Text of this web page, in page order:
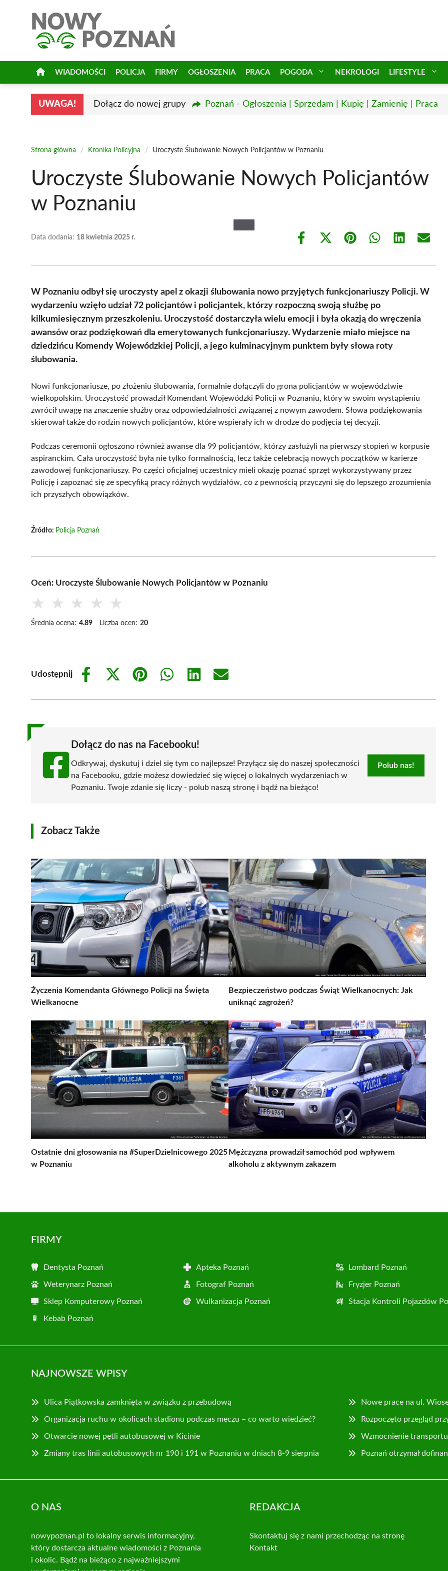
WIADOMOŚCI POLICJA FIRMY OGŁOSZENIA PRACA POGODA NEKROLOGI LIFESTYLE
UWAGA! Dołącz do nowej grupy Poznań - Ogłoszenia | Sprzedam | Kupię | Zamienię | Praca
Strona główna / Kronika Policyjna / Uroczyste Ślubowanie Nowych Policjantów w Poznaniu
Uroczyste Ślubowanie Nowych Policjantów
w Poznaniu
Data dodania: 18 kwietnia 2025 r.
Share
Share
(Twitter)
Share Share Share Share
W Poznaniu odbył się uroczysty apel z okazji ślubowania nowo przyjętych funkcjonariuszy Policji. W
wydarzeniu wzięło udział 72 policjantów i policjantek, którzy rozpoczną swoją służbę po
kilkumiesięcznym przeszkoleniu. Uroczystość dostarczyła wielu emocji i była okazją do wręczenia
awansów oraz podziękowań dla emerytowanych funkcjonariuszy. Wydarzenie miało miejsce na
dziedzińcu Komendy Wojewódzkiej Policji, a jego kulminacyjnym punktem były słowa roty
ślubowania.
Nowi funkcjonariusze, po złożeniu ślubowania, formalnie dołączyli do grona policjantów w województwie
wielkopolskim. Uroczystość prowadził Komendant Wojewódzki Policji w Poznaniu, który w swoim wystąpieniu
zwrócił uwagę na znaczenie służby oraz odpowiedzialności związanej z nowym zawodem. Słowa podziękowania
skierował także do rodzin nowych policjantów, które wspierały ich w drodze do podjęcia tej decyzji.
Podczas ceremonii ogłoszono również awanse dla 99 policjantów, którzy zasłużyli na pierwszy stopień w korpusie
aspiranckim. Cała uroczystość była nie tylko formalnością, lecz także celebracją nowych początków w karierze
zawodowej funkcjonariuszy. Po części oficjalnej uczestnicy mieli okazję poznać sprzęt wykorzystywany przez
Policję i zapoznać się ze specyfiką pracy różnych wydziałów, co z pewnością przyczyni się do lepszego zrozumienia
ich przyszłych obowiązków.
Źródło: Policja Poznań
Oceń: Uroczyste Ślubowanie Nowych Policjantów w Poznaniu
★ ★ ★ ★ ★
Średnia ocena: 4.89 Liczba ocen: 20
Udostępnij
Share
Share
(Twitter)
Share
Share
Share
Share
Dołącz do nas na Facebooku!
Odkrywaj, dyskutuj i dziel się tym co najlepsze! Przyłącz się do naszej społeczności
na Facebooku, gdzie możesz dowiedzieć się więcej o lokalnych wydarzeniach w
Poznaniu. Twoje zdanie się liczy - polub naszą stronę i bądź na bieżąco!
Polub nas!
Zobacz Także
Życzenia Komendanta Głównego Policji na Święta
Wielkanocne
Bezpieczeństwo podczas Świąt Wielkanocnych: Jak
uniknąć zagrożeń?
Ostatnie dni głosowania na #SuperDzielnicowego 2025
w Poznaniu
Mężczyzna prowadził samochód pod wpływem
alkoholu z aktywnym zakazem
FIRMY
Dentysta Poznań Apteka Poznań Lombard Poznań
Weterynarz Poznań Fotograf Poznań Fryzjer Poznań
Sklep Komputerowy Poznań Wulkanizacja Poznań Stacja Kontroli Pojazdów
Kebab Poznań
NAJNOWSZE WPISY
Ulica Piątkowska zamknięta w związku z przebudową Nowe prace na ul.
Organizacja ruchu w okolicach stadionu podczas meczu – co warto wiedzieć? Rozpoczęto przegląd
Otwarcie nowej pętli autobusowej w Kicinie Wzmocnienie
Zmiany tras linii autobusowych nr 190 i 191 w Poznaniu w dniach 8-9 sierpnia Poznań otrzymał
O NAS
nowypoznan.pl to lokalny serwis informacyjny,
który dostarcza aktualne wiadomości z Poznania
i okolic. Bądź na bieżąco z najważniejszymi
REDAKCJA
Skontaktuj się z nami przechodząc na stronę
Kontakt